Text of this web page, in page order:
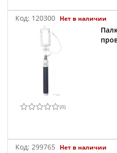
Код: 120300 Нет в наличии
(0)
Код: 299765 Нет в наличии